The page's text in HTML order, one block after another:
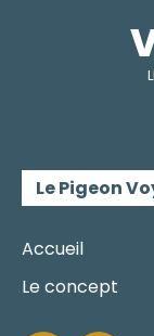
Le Pigeon
Accueil
Le concept